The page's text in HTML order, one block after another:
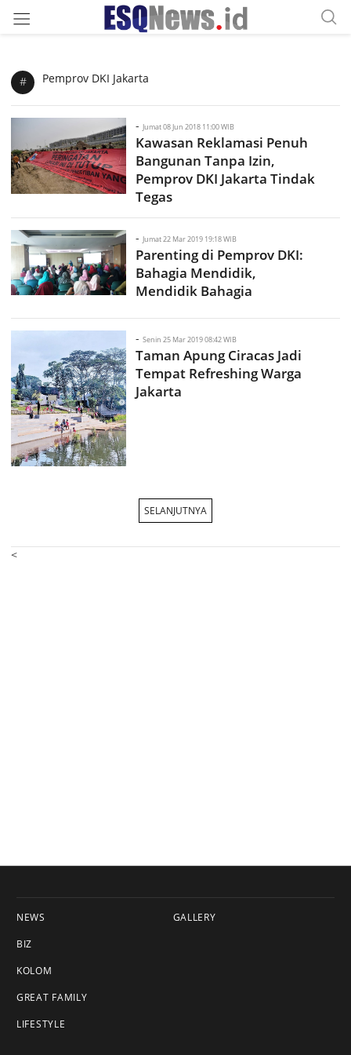
# Pemprov DKI Jakarta
- Jumat 08 Jun 2018 11:00 WIB
Kawasan Reklamasi Penuh
Bangunan Tanpa Izin,
Pemprov DKI Jakarta Tindak
Tegas
- Jumat 22 Mar 2019 19:18 WIB
Parenting di Pemprov DKI:
Bahagia Mendidik,
Mendidik Bahagia
- Senin 25 Mar 2019 08:42 WIB
Taman Apung Ciracas Jadi
Tempat Refreshing Warga
Jakarta
SELANJUTNYA
<
NEWS
BIZ
KOLOM
GREAT FAMILY
LIFESTYLE
GALLERY